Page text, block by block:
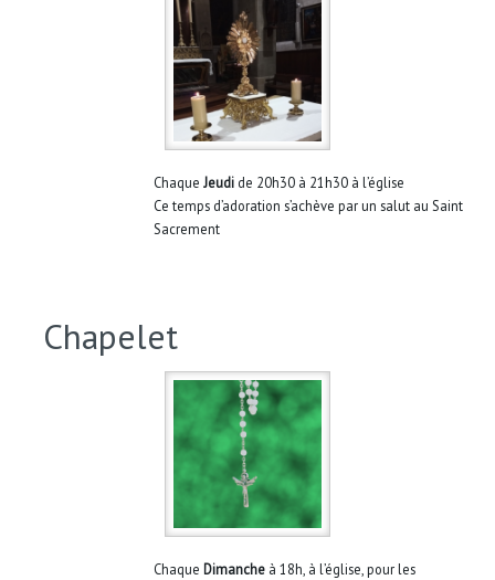
Chaque Jeudide 20h30 à 21h30 à l’église
Ce temps d’adoration s’achève par un salut au Saint
Sacrement
Chapelet
Chaque Dimancheà 18h, à l’église, pour les